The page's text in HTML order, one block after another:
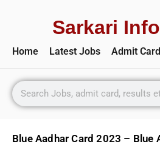
Sarkari
Home Latest Jobs Admit Card
Blue Aadhar Card 2023 – Blue